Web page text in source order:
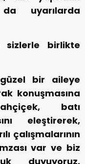
uyarılarda
sizlerle birlikte
güzel bir aileye
konuşmasına
batı
eleştirerek,
çalışmalarının
var ve biz
duyuyoruz.